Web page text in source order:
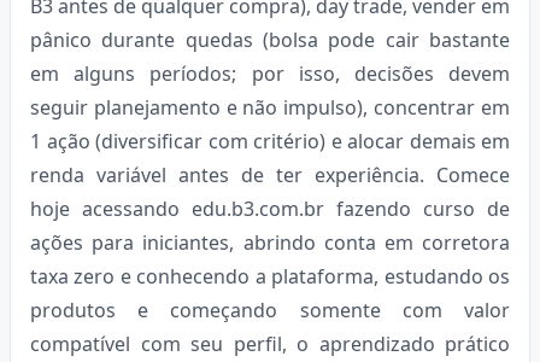
B3 antes de qualquer compra), day trade, vender em
pânico durante quedas (bolsa pode cair bastante
em alguns períodos; por isso, decisões devem
seguir planejamento e não impulso), concentrar em
1 ação (diversificar com critério) e alocar demais em
renda variável antes de ter experiência. Comece
hoje acessando edu.b3.com.br fazendo curso de
ações para iniciantes, abrindo conta em corretora
taxa zero e conhecendo a plataforma, estudando os
produtos e começando somente com valor
compatível com seu perfil, o aprendizado prático